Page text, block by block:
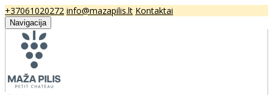
+37061020272 info@mazapilis.lt Kontaktai
Navigacija